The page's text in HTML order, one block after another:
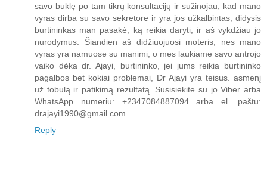
savo būklę po tam tikrų konsultacijų ir sužinojau, kad mano
vyras dirba su savo sekretore ir yra jos užkalbintas, didysis
burtininkas man pasakė, ką reikia daryti, ir aš vykdžiau jo
nurodymus. Šiandien aš didžiuojuosi moteris, nes mano
vyras yra namuose su manimi, o mes laukiame savo antrojo
vaiko dėka dr. Ajayi, burtininko, jei jums reikia burtininko
pagalbos bet kokiai problemai, Dr Ajayi yra teisus. asmenį
už tobulą ir patikimą rezultatą. Susisiekite su jo Viber arba
WhatsApp numeriu: +2347084887094 arba el. paštu:
drajayi1990@gmail.com
Reply